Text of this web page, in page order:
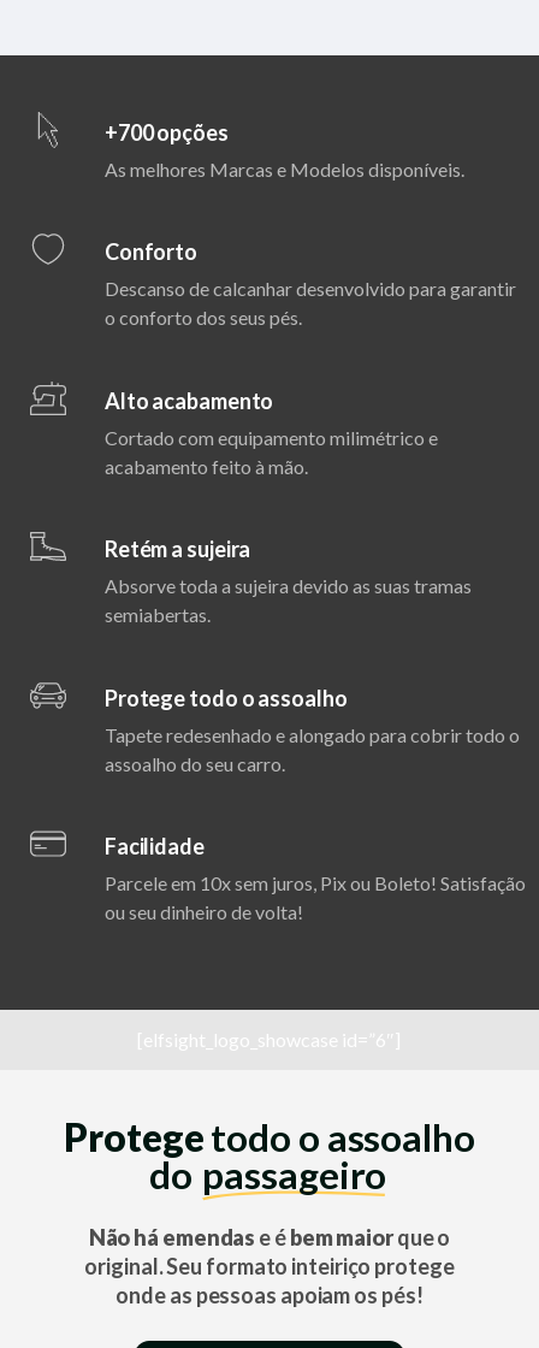
+700 opções
As melhores Marcas e Modelos disponíveis.
Conforto
Descanso de calcanhar desenvolvido para garantir
o conforto dos seus pés.
Alto acabamento
Cortado com equipamento milimétrico e
acabamento feito à mão.
Retém a sujeira
Absorve toda a sujeira devido as suas tramas
semiabertas.
Protege todo o assoalho
Tapete redesenhado e alongado para cobrir todo o
assoalho do seu carro.
Facilidade
Parcele em 10x sem juros, Pix ou Boleto! Satisfação
ou seu dinheiro de volta!
[elfsight_logo_showcase id=”6″]
Protegetodo o assoalho
do passageiro
Não há emendas e ébem maiorque o
original. Seu formato inteiriço protege
onde as pessoas apoiam os pés!